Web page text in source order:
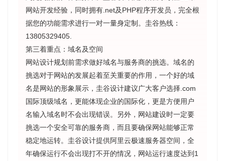
网站开发经验，同时拥有.net及PHP程序开发员，完全根
据您的功能需求进行一对一量身定制。圭谷热线：
13805329405.
第三着重点：域名及空间
网站设计规划前需求做好域名与服务商的挑选。域名的
挑选对于网站的发展起着至关重要的作用，一个好的域
名是网站的形象展示，圭谷设计建议广大客户选择.com
国际顶级域名，更能体现企业的国际化，更是方便用户
名输入域名时不会出现错误。另外，网站建设时一定要
挑选一个安全可靠的服务商，而且要确保网站能够正常
稳定地运转。圭谷设计提供阿里云极速服务器空间，全
年确保运行不会出现打不开的情况，网站运行速度达到1